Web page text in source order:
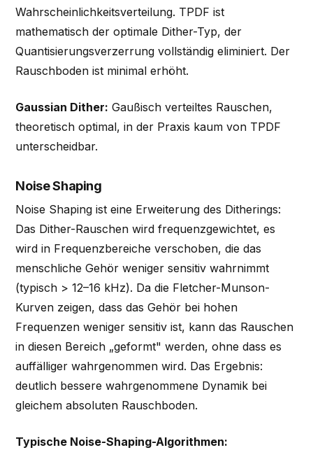
Wahrscheinlichkeitsverteilung. TPDF ist
mathematisch der optimale Dither-Typ, der
Quantisierungsverzerrung vollständig eliminiert. Der
Rauschboden ist minimal erhöht.
Gaussian Dither: Gaußisch verteiltes Rauschen,
theoretisch optimal, in der Praxis kaum von TPDF
unterscheidbar.
Noise Shaping
Noise Shaping ist eine Erweiterung des Ditherings:
Das Dither-Rauschen wird frequenzgewichtet, es
wird in Frequenzbereiche verschoben, die das
menschliche Gehör weniger sensitiv wahrnimmt
(typisch > 12–16 kHz). Da die Fletcher-Munson-
Kurven zeigen, dass das Gehör bei hohen
Frequenzen weniger sensitiv ist, kann das Rauschen
in diesen Bereich „geformt" werden, ohne dass es
auffälliger wahrgenommen wird. Das Ergebnis:
deutlich bessere wahrgenommene Dynamik bei
gleichem absoluten Rauschboden.
Typische Noise-Shaping-Algorithmen: